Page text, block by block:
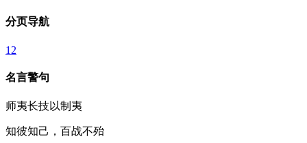
分页导航
1 2
名言警句
师夷长技以制夷
知彼知己，百战不殆